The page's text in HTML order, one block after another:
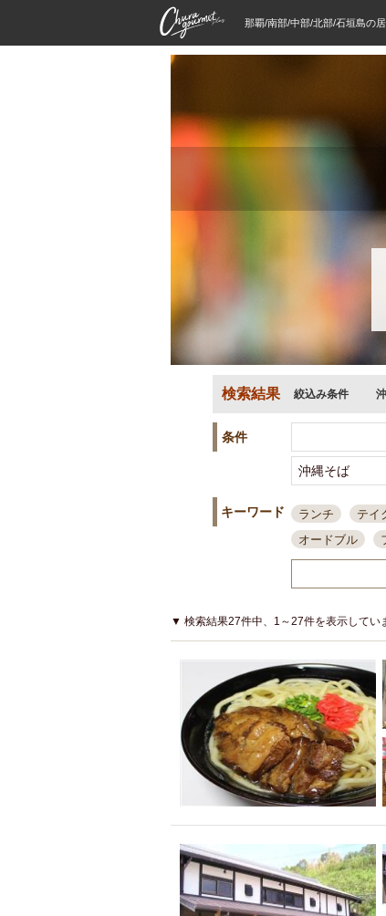
那覇/南部/中部/北部/石垣島の
検索結果 絞込み条件
条件
キーワード ランチ テイ
オードブル
接待・会食
結婚式二次会
夜10時以降入店
貸切可
大部
カード可
厳
3000円台コース
アサヒスーパー
大部屋50名以上
ハッピーアワー
キリン一番搾り
アレルギー対応
ダイエット中に
▼ 検索結果27件中、1～27件を表示してい